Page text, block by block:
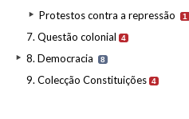
Protestos contra a repressão 1
7. Questão colonial 4
8. Democracia 8
9. Colecção Constituições 4